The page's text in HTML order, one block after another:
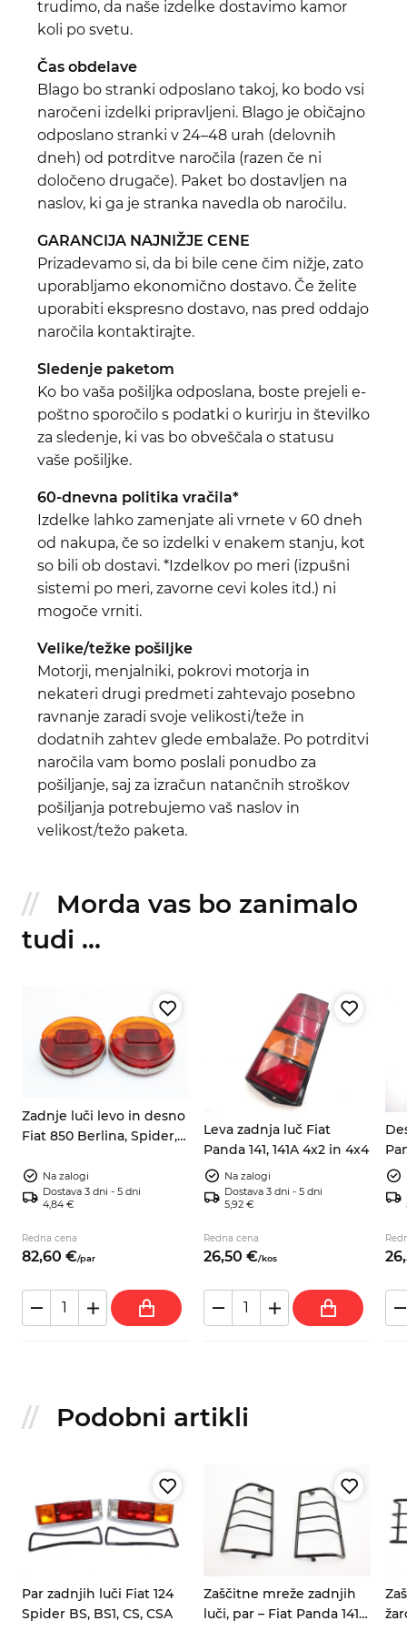
trudimo, da naše izdelke dostavimo kamor
koli po svetu.
Čas obdelave
Blago bo stranki odposlano takoj, ko bodo vsi
naročeni izdelki pripravljeni. Blago je običajno
odposlano stranki v 24–48 urah (delovnih
dneh) od potrditve naročila (razen če ni
določeno drugače). Paket bo dostavljen na
naslov, ki ga je stranka navedla ob naročilu.
GARANCIJA NAJNIŽJE CENE
Prizadevamo si, da bi bile cene čim nižje, zato
uporabljamo ekonomično dostavo. Če želite
uporabiti ekspresno dostavo, nas pred oddajo
naročila kontaktirajte.
Sledenje paketom
Ko bo vaša pošiljka odposlana, boste prejeli e-
poštno sporočilo s podatki o kurirju in številko
za sledenje, ki vas bo obveščala o statusu
vaše pošiljke.
60-dnevna politika vračila*
Izdelke lahko zamenjate ali vrnete v 60 dneh
od nakupa, če so izdelki v enakem stanju, kot
so bili ob dostavi. *Izdelkov po meri (izpušni
sistemi po meri, zavorne cevi koles itd.) ni
mogoče vrniti.
Velike/težke pošiljke
Motorji, menjalniki, pokrovi motorja in
nekateri drugi predmeti zahtevajo posebno
ravnanje zaradi svoje velikosti/teže in
dodatnih zahtev glede embalaže. Po potrditvi
naročila vam bomo poslali ponudbo za
pošiljanje, saj za izračun natančnih stroškov
pošiljanja potrebujemo vaš naslov in
velikost/težo paketa.
Morda vas bo zanimalo
tudi ...
Zadnje luči levo in desno
Fiat 850 Berlina, Spider,
Na zalogi
Dostava 3 dni - 5 dni
4,84 €
Redna cena
82,60 €/par
Leva zadnja luč Fiat
Panda 141, 141A 4x2 in 4x4
Na zalogi
Dostava 3 dni - 5 dni
5,92 €
Redna cena
26,50 €/kos 26,
Podobni artikli
Par zadnjih luči Fiat 124
Spider BS, BS1, CS, CSA
Zaščitne mreže zadnjih
luči, par – Fiat Panda 141